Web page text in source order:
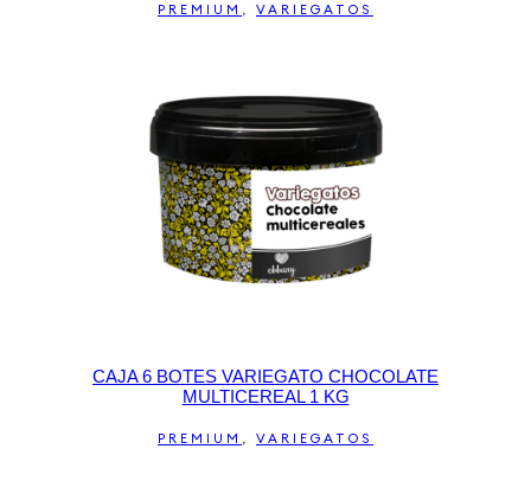
PREMIUM , VARIEGATOS
CAJA 6 BOTES VARIEGATO CHOCOLATE
MULTICEREAL 1 KG
PREMIUM , VARIEGATOS